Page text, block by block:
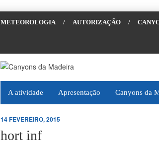
METEOROLOGIA / AUTORIZAÇÃO /
A atividade Apresentação Canyons da
14 FEVEREIRO, 2015
hort inf